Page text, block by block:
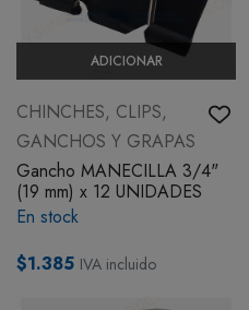
ADICIONAR
CHINCHES, CLIPS,
GANCHOS Y GRAPAS
Gancho MANECILLA 3/4"
(19 mm) x 12 UNIDADES
En stock
$1.385 IVA incluido